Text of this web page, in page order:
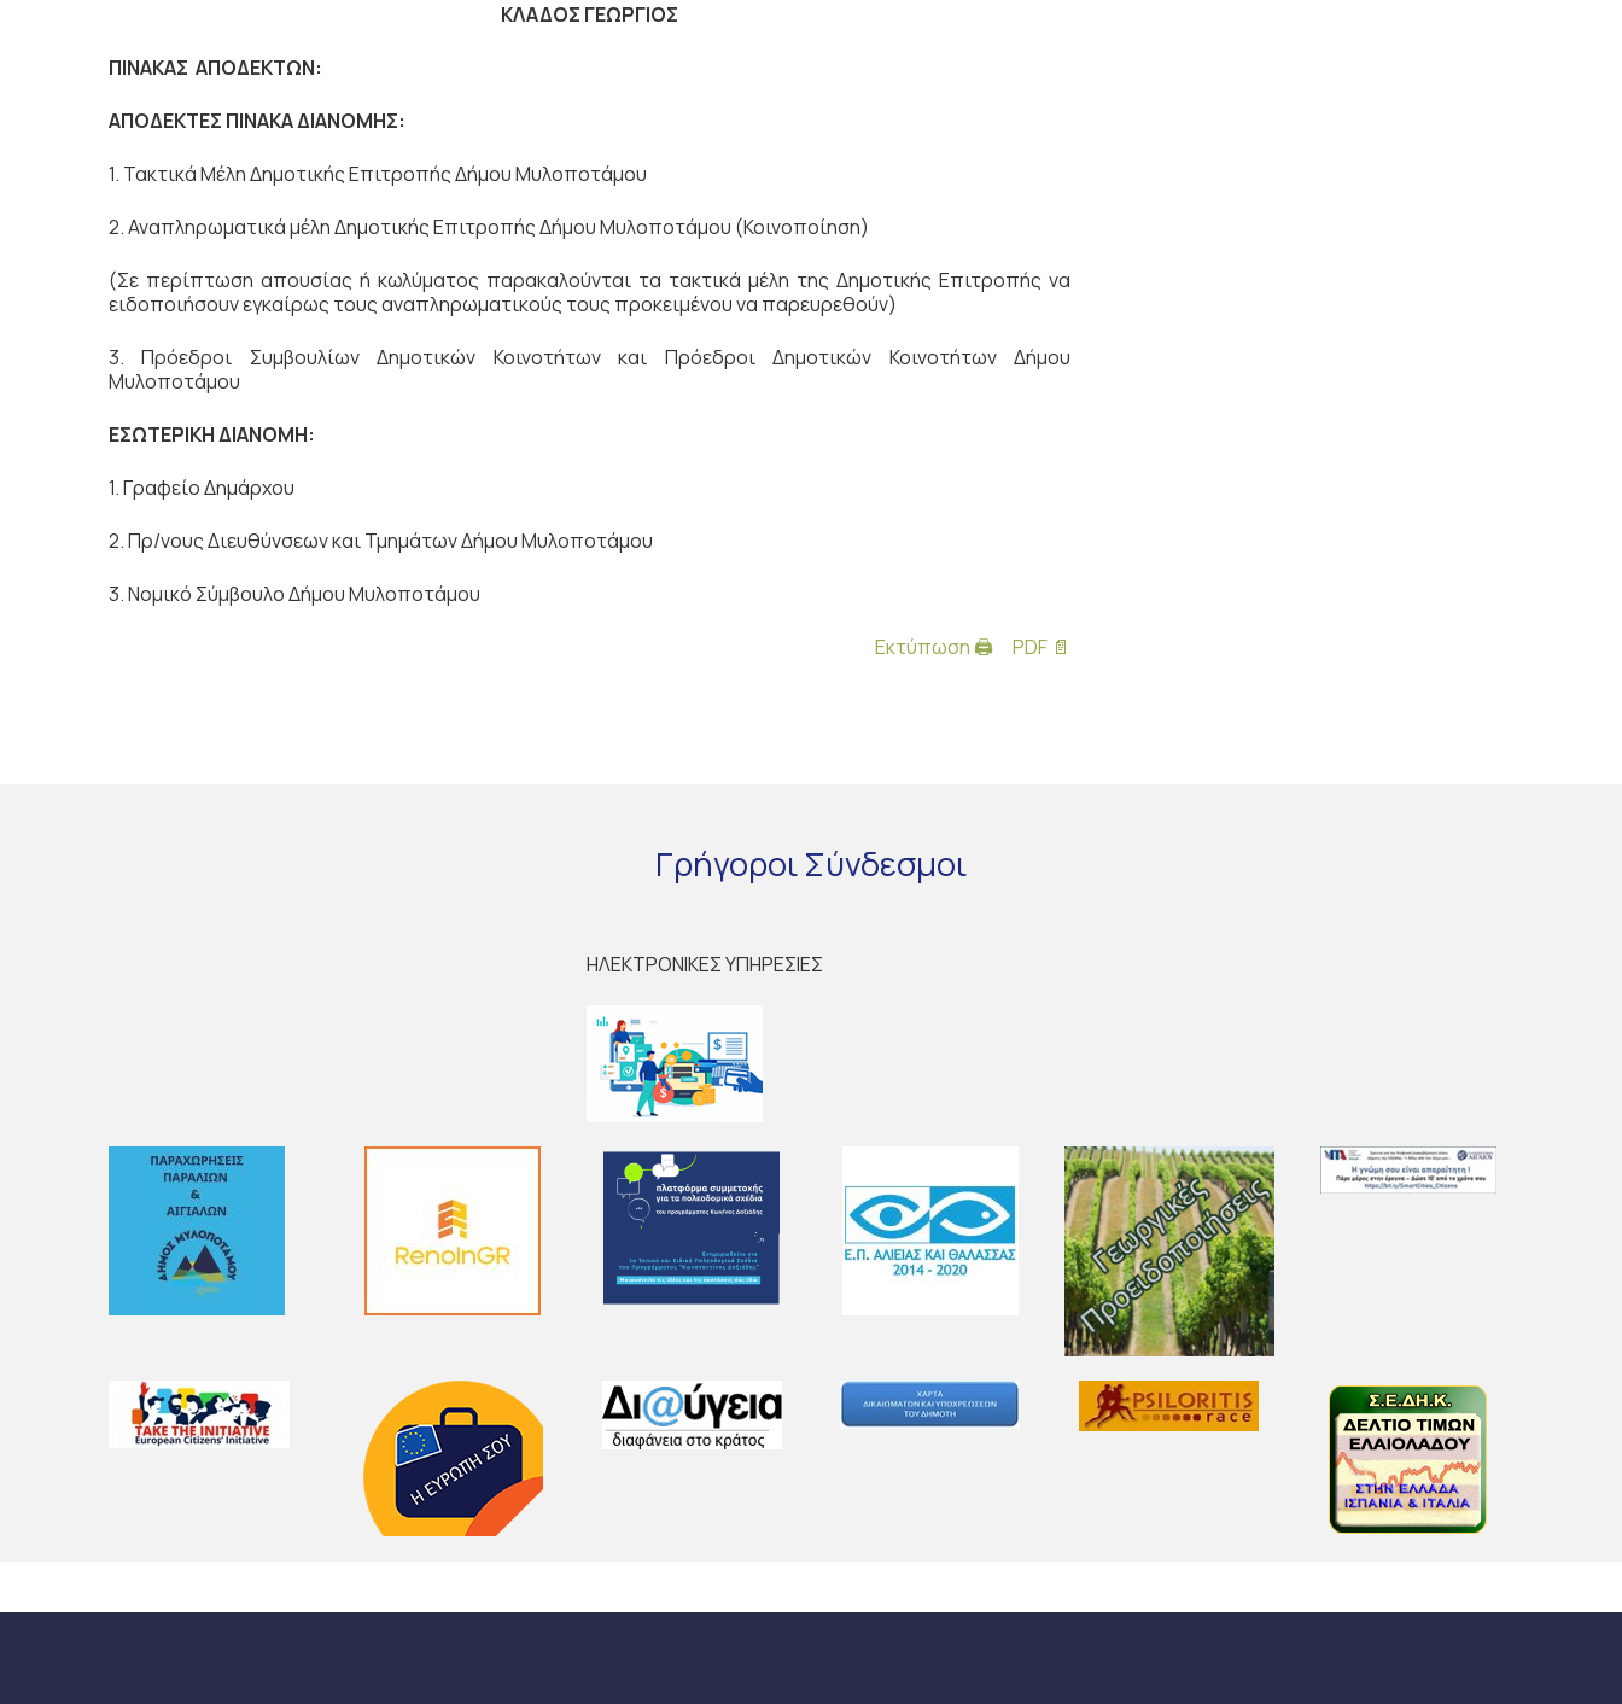
ΚΛΑΔΟΣ ΓΕΩΡΓΙΟΣ
ΠΙΝΑΚΑΣ ΑΠΟΔΕΚΤΩΝ:
ΑΠΟΔΕΚΤΕΣ ΠΙΝΑΚΑ ΔΙΑΝΟΜΗΣ:
1. Τακτικά Μέλη Δημοτικής Επιτροπής Δήμου Μυλοποτάμου
2. Αναπληρωματικά μέλη Δημοτικής Επιτροπής Δήμου Μυλοποτάμου (Κοινοποίηση)
(Σε περίπτωση απουσίας ή κωλύματος παρακαλούνται τα τακτικά μέλη της Δημοτικής Επιτροπής να
ειδοποιήσουν εγκαίρως τους αναπληρωματικούς τους προκειμένου να παρευρεθούν)
3. Πρόεδροι Συμβουλίων Δημοτικών Κοινοτήτων και Πρόεδροι Δημοτικών Κοινοτήτων Δήμου
Μυλοποτάμου
ΕΣΩΤΕΡΙΚΗ ΔΙΑΝΟΜΗ:
1. Γραφείο Δημάρχου
2. Πρ/νους Διευθύνσεων και Τμημάτων Δήμου Μυλοποτάμου
3. Νομικό Σύμβουλο Δήμου Μυλοποτάμου
Εκτύπωση 🖨
PDF 📄
ΓρήγοροιΣύνδεσμοι
ΗΛΕΚΤΡΟΝΙΚΕΣ ΥΠΗΡΕΣΙΕΣ